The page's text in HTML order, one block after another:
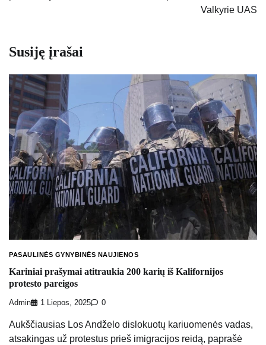
Valkyrie UAS
Susiję įrašai
PASAULINĖS GYNYBINĖS NAUJIENOS
Kariniai prašymai atitraukia 200 karių iš Kalifornijos
protesto pareigos
Admin 1 Liepos, 2025 0
Aukščiausias Los Andželo dislokuotų kariuomenės vadas,
atsakingas už protestus prieš imigracijos reidą, paprašė